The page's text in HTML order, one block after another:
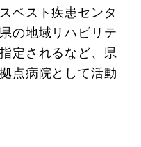
ベスト疾患センタ
の地域リハビリテ
定されるなど、県
点病院として活動